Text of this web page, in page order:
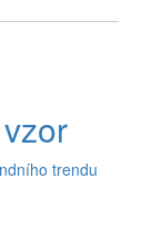
trendu